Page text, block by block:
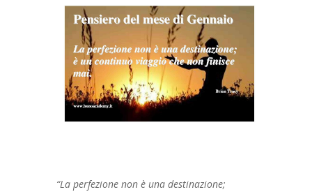
“La perfezione non è una destinazione;